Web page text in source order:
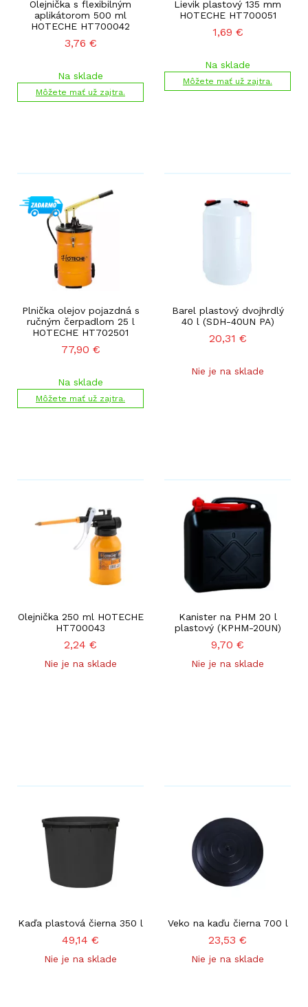
Olejnička s flexibilným
aplikátorom 500 ml
HOTECHE HT700042
3,76 €
Na sklade
Môžete mať už zajtra.
Lievik plastový 135 mm
HOTECHE HT700051
1,69 €
Na sklade
Môžete mať už zajtra.
Plnička olejov pojazdná s
ručným čerpadlom 25 l
HOTECHE HT702501
77,90 €
Na sklade
Môžete mať už zajtra.
Barel plastový dvojhrdlý
40 l (SDH-40UN PA)
20,31 €
Nie je na sklade
Olejnička 250 ml HOTECHE
HT700043
2,24 €
Nie je na sklade
Kanister na PHM 20 l
plastový (KPHM-20UN)
9,70 €
Nie je na sklade
Kaďa plastová čierna 350 l
49,14 €
Nie je na sklade
Veko na kaďu čierna 700 l
23,53 €
Nie je na sklade